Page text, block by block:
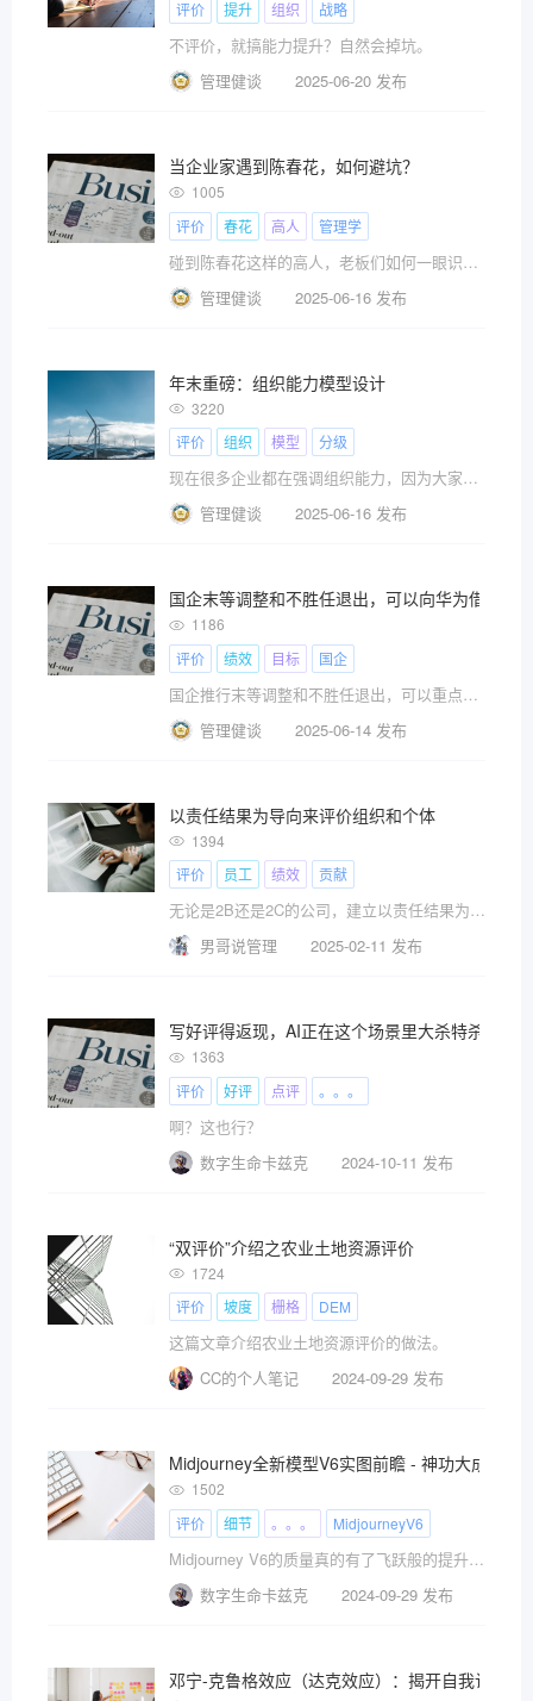
评价
提升 组织 战略
不评价，就搞能力提升？自然会掉坑。
管理健谈
2025-06-20 发布
当企业家遇到陈春花，如何避坑？
1005
评价
春花 高人 管理学
碰到陈春花这样的高人，老板们如何一眼识别呢？
管理健谈
2025-06-16 发布
年末重磅：组织能力模型设计
3220
评价
组织 模型 分级
现在很多企业都在强调组织能力，因为大家都已经意识到，过去靠红利赚快钱的时代快要结束了，未来比拼的是组织能力。
管理健谈
2025-06-16 发布
国企末等调整和不胜任退出，可以向华为借鉴什
1186
评价
绩效 目标 国企
国企推行末等调整和不胜任退出，可以重点借鉴华为的5条经验
管理健谈
2025-06-14 发布
以责任结果为导向来评价组织和个体
1394
评价
员工 绩效 贡献
无论是2B还是2C的公司，建立以责任结果为导向的评价考核体系的核心还是要以提高客户满意度，为客户创造价值为出发点，企业是功利型的组织，必须要拿出让客户满意的产品或服务，这里说的责任结果为导向就是说的客户满意​。
男哥说管理
2025-02-11 发布
写好评得返现，AI正在这个场景里大杀特杀
1363
评价
好评 点评 。。。
啊？这也行？
数字生命卡兹克
2024-10-11 发布
“双评价”介绍之农业土地资源评价
1724
评价
坡度 栅格 DEM
这篇文章介绍农业土地资源评价的做法。
CC的个人笔记
2024-09-29 发布
Midjourney全新模型V6实图前瞻 - 神功大成
1502
评价
细节 。。。 MidjourneyV6
Midjourney V6的质量真的有了飞跃般的提升，我真的非常非常想分享给大家看
数字生命卡兹克
2024-09-29 发布
邓宁-克鲁格效应（达克效应）：揭开自我认知的